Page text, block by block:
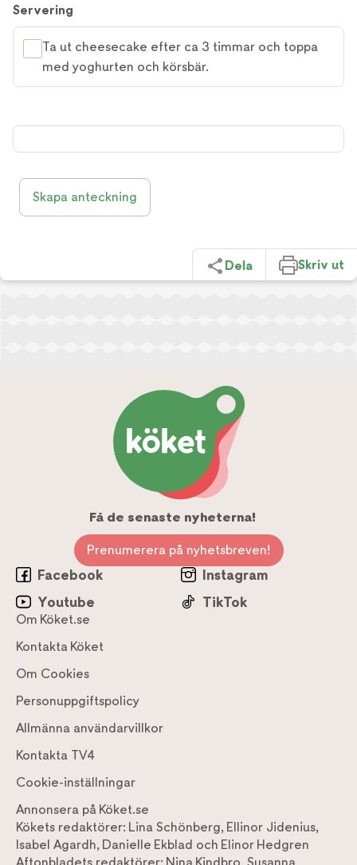
Servering
Ta ut cheesecake efter ca 3 timmar och toppa
med yoghurten och körsbär.
Skapa anteckning
Dela Skriv ut
Få de senaste nyheterna!
Prenumerera på nyhetsbreven!
Facebook
Instagram
Youtube
TikTok
Om Köket.se
Kontakta Köket
Om Cookies
Personuppgiftspolicy
Allmänna användarvillkor
Kontakta TV4
Cookie-inställningar
Annonsera på Köket.se
Kökets redaktörer: Lina Schönberg, Ellinor Jidenius,
Isabel Agardh, Danielle Ekblad och Elinor Hedgren